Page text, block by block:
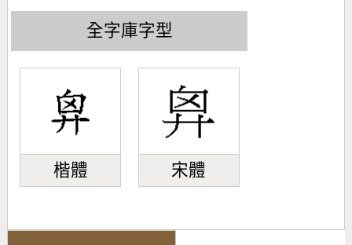
全字庫字型
楷體 宋體